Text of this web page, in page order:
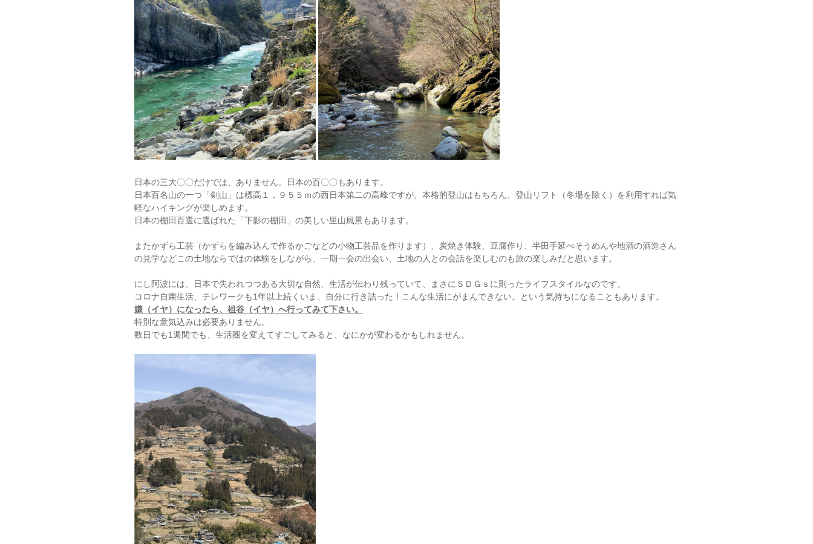
日本の三大〇〇だけでは、ありません。日本の百〇〇もあります。
日本百名山の一つ「剣山」は標高１，９５５ｍの西日本第二の高峰ですが、本格的登山はもちろん、登山リフト（冬場を除く）を利用すれば気
軽なハイキングが楽しめます。
日本の棚田百選に選ばれた「下影の棚田」の美しい里山風景もあります。
またかずら工芸（かずらを編み込んで作るかごなどの小物工芸品を作ります）、炭焼き体験、豆腐作り、半田手延べそうめんや地酒の酒造さん
の見学などこの土地ならではの体験をしながら、一期一会の出会い、土地の人との会話を楽しむのも旅の楽しみだと思います。
にし阿波には、日本で失われつつある大切な自然、生活が伝わり残っていて、まさにＳＤＧｓに則ったライフスタイルなのです。
コロナ自粛生活、テレワークも1年以上続くいま、自分に行き詰った！こんな生活にがまんできない。という気持ちになることもあります。
嫌（イヤ）になったら、祖谷（イヤ）へ行ってみて下さい。
特別な意気込みは必要ありません。
数日でも1週間でも、生活圏を変えてすごしてみると、なにかが変わるかもしれません。